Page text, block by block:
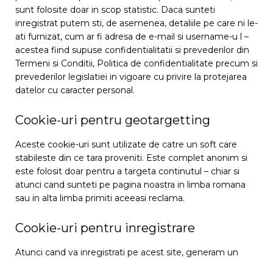
sunt folosite doar in scop statistic. Daca sunteti
inregistrat putem sti, de asemenea, detaliile pe care ni le-
ati furnizat, cum ar fi adresa de e-mail si username-u l –
acestea fiind supuse confidentialitatii si prevederilor din
Termeni si Conditii, Politica de confidentialitate precum si
prevederilor legislatiei in vigoare cu privire la protejarea
datelor cu caracter personal.
Cookie-uri pentru geotargetting
Aceste cookie-uri sunt utilizate de catre un soft care
stabileste din ce tara proveniti. Este complet anonim si
este folosit doar pentru a targeta continutul – chiar si
atunci cand sunteti pe pagina noastra in limba romana
sau in alta limba primiti aceeasi reclama.
Cookie-uri pentru inregistrare
Atunci cand va inregistrati pe acest site, generam un